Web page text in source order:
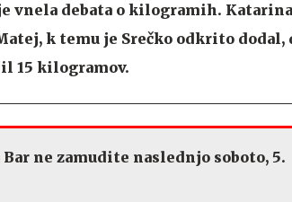
vnela debata o kilogramih.
k temu je Srečko odkrito dodal,
15 kilogramov.
ne zamudite naslednjo soboto, 5.